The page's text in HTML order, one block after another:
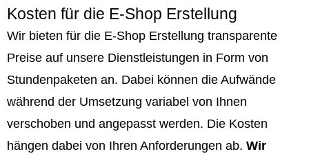
Kosten für die E-Shop Erstellung
Wir bieten für die E-Shop Erstellung transparente
Preise auf unsere Dienstleistungen in Form von
Stundenpaketen an. Dabei können die Aufwände
während der Umsetzung variabel von Ihnen
verschoben und angepasst werden. Die Kosten
hängen dabei von Ihren Anforderungen ab. Wir